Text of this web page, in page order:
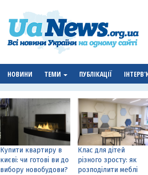
НОВИНИ ТЕМИ ПУБЛІКАЦІЇ
Купити квартиру в
києві: чи готові ви до
вибору новобудови?
Клас для дітей
різного зросту: як
розподілити меблі